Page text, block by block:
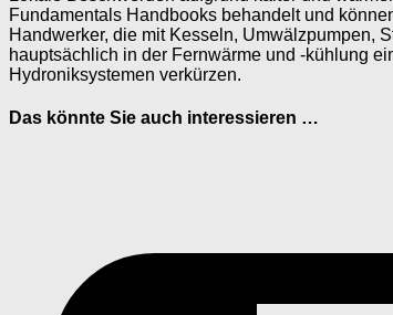
Fundamentals Handbooks behandelt und
Handwerker, die mit Kesseln, Umwälzpumpen,
hauptsächlich in der Fernwärme und -kühlung
Hydroniksystemen verkürzen.
Das könnte Sie auch interessieren …